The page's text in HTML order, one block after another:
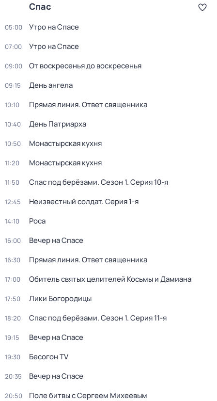
Спас
05:00 Утро на Спасе
07:00 Утро на Спасе
09:00 От воскресенья до воскресенья
09:15 День ангела
10:10 Прямая линия. Ответ священника
10:40 Дeнь Патриаpха
10:50 Монастырская кухня
11:20 Монастырская кухня
11:50 Спас под берёзами. Сезон 1. Серия 10-я
12:45 Неизвестный солдат. Серия 1-я
14:10 Роса
16:00 Вечер на Спасе
16:30 Прямая линия. Ответ священника
17:00 Обитель святых целителей Косьмы и Дамиана
17:50 Лики Богородицы
18:20 Спас под берёзами. Сезон 1. Серия 11-я
19:15 Вечер на Спасе
19:30 Бесогон TV
20:35 Вечер на Спасе
20:50 Поле битвы с Сергеем Михеевым